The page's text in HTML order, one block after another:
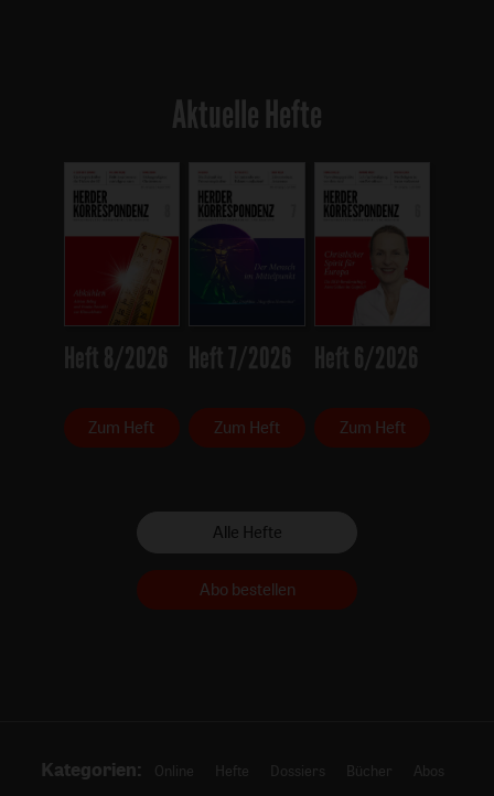
Aktuelle Hefte
Heft 8/2026
Zum Heft
Heft 7/2026
Zum Heft
Heft 6/2026
Zum Heft
Alle Hefte
Abo bestellen
Kategorien: Online Hefte Dossiers Bücher Abos